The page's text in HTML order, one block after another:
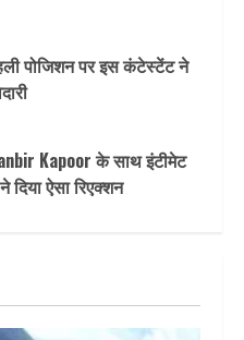
पोजिशन पर इस कंटेस्टेंट ने
Kapoor के साथ इंटीमेट
ऐसा रिएक्शन